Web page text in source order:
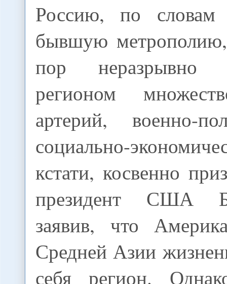
Россию, по словам
бывшую
пор неразрывно
регионом
артерий, военно-
социально-
кстати, косвенно
президент США
заявив, что
Средней Азии
себя регион.